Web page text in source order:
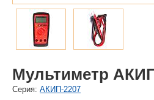
Мультиметр
Cерия: АКИП-2207